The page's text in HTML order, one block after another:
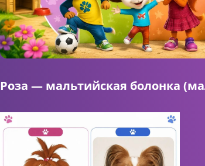
Роза — мальтийская болонка